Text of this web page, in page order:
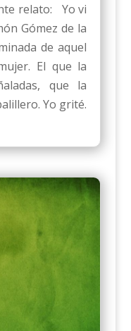
relato: Yo vi
Gómez de la
de aquel
El que la
que la
Yo grité.